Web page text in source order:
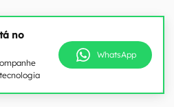
no
WhatsApp